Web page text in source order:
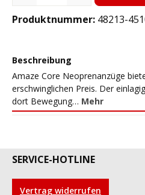
Produktnummer: 48213-
Beschreibung
Amaze Core Neoprenanzüge
erschwinglichen Preis. Der
dort Bewegung… Mehr
SERVICE-HOTLINE
Vertrag widerrufen